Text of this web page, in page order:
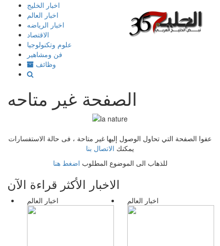
إذهب
المحتوى
اخبار الخليج
اخبار العالم
اخبار الرياضه
الاقتصاد
علوم وتكنولوجيا
فن ومشاهير
وظائف
الصفحة غير متاحه
عفوا الصفحة التي تحاول الوصول إليها غير متاحة ، فى حالة الاستفسارات
يمكنك الاتصال بنا
للذهاب الى الموضوع المطلوب اضغط هنا
الاخبار الأكثر قراءة الآن
اخبار العالم اخبار العالم